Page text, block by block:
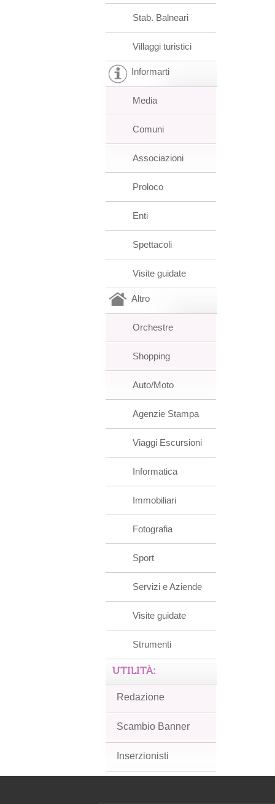
Stab. Balneari
Villaggi turistici
Informarti
Media
Comuni
Associazioni
Proloco
Enti
Spettacoli
Visite guidate
Altro
Orchestre
Shopping
Auto/Moto
Agenzie Stampa
Viaggi Escursioni
Informatica
Immobiliari
Fotografia
Sport
Servizi e Aziende
Visite guidate
Strumenti
UTILITÀ:
Redazione
Scambio Banner
Inserzionisti